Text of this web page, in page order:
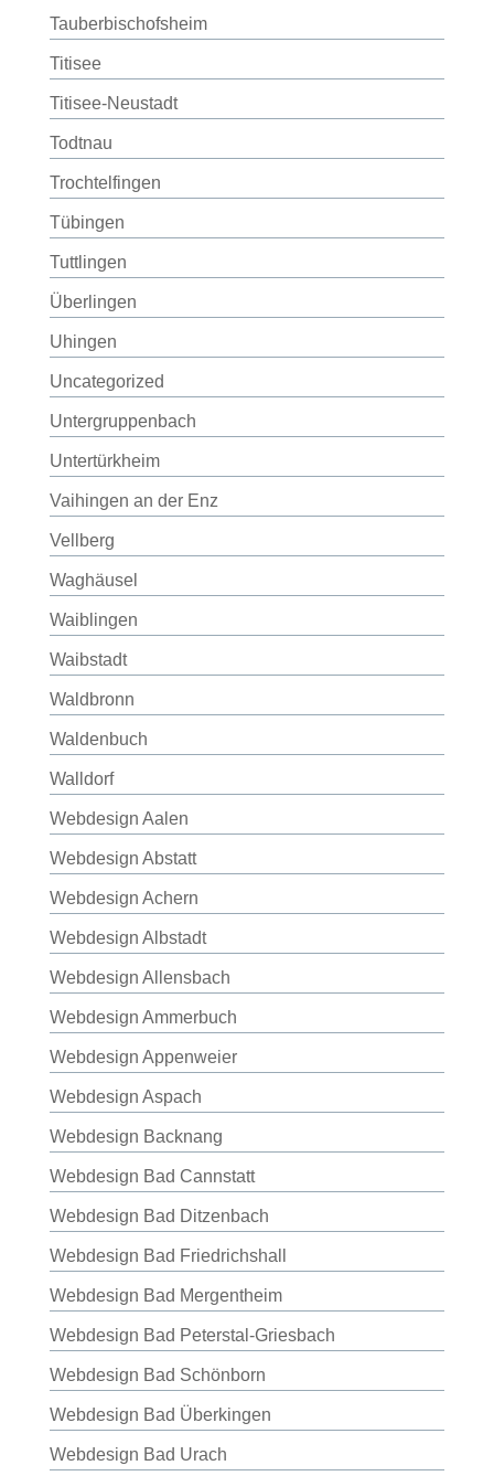
Tauberbischofsheim
Titisee
Titisee-Neustadt
Todtnau
Trochtelfingen
Tübingen
Tuttlingen
Überlingen
Uhingen
Uncategorized
Untergruppenbach
Untertürkheim
Vaihingen an der Enz
Vellberg
Waghäusel
Waiblingen
Waibstadt
Waldbronn
Waldenbuch
Walldorf
Webdesign Aalen
Webdesign Abstatt
Webdesign Achern
Webdesign Albstadt
Webdesign Allensbach
Webdesign Ammerbuch
Webdesign Appenweier
Webdesign Aspach
Webdesign Backnang
Webdesign Bad Cannstatt
Webdesign Bad Ditzenbach
Webdesign Bad Friedrichshall
Webdesign Bad Mergentheim
Webdesign Bad Peterstal-Griesbach
Webdesign Bad Schönborn
Webdesign Bad Überkingen
Webdesign Bad Urach